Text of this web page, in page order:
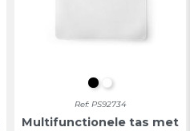
ZWART
WIT
Ref: PS92734
Multifunctionele tas met